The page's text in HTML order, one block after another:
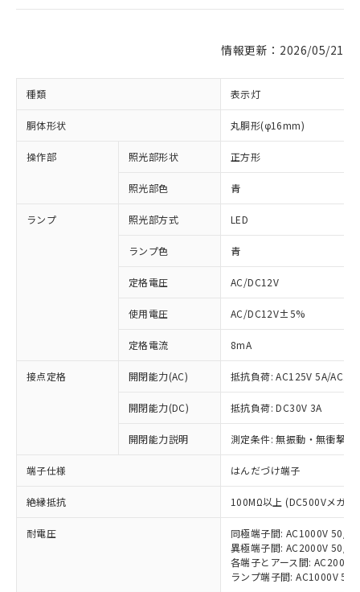
情報更新：2026/05/21
種類 表示灯
胴体形状 丸胴形(φ16mm)
操作部 照光部形状 正方形
照光部色 青
ランプ 照光部方式 LED
ランプ色 青
定格電圧 AC/DC12V
使用電圧 AC/DC12V±5%
定格電流 8mA
接点定格 開閉能力(AC) 抵抗負荷: AC125V 5A/
開閉能力(DC) 抵抗負荷: DC30V 3A
開閉能力説明 測定条件: 無振動・無衝撃
端子仕様 はんだづけ端子
絶縁抵抗 100MΩ以上 (DC500Vメガ)
耐電圧
同極端子間: AC1000V 50/
異極端子間: AC2000V 50/
各端子とアース間:
ランプ端子間: AC1000V
以下の条件をお読みいただき、同意のうえ
※1 対応状況
対応済み：EU RoHS指令（10物質）の
非含有に対応した製品が提供可能な商品で
す。
対応予定：EU RoHS指令（10物質）の非含
有に対応した製品に切り替える予定のある
対応予定なし：EU RoHS指令（10物質）の
非含有に非対応の商品で、対応品を出す予